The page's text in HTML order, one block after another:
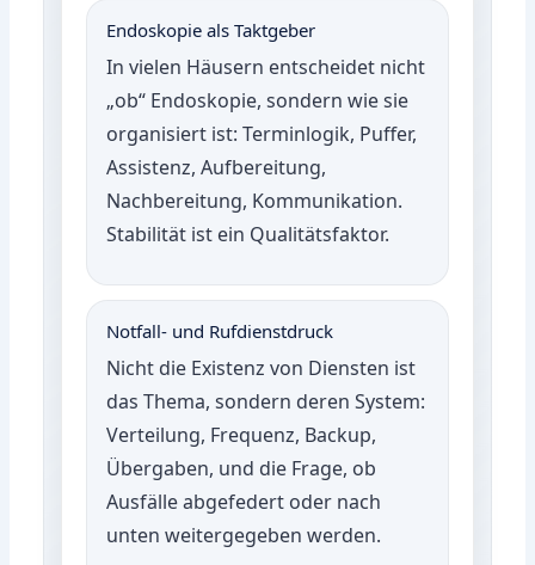
Endoskopie als Taktgeber
In vielen Häusern entscheidet nicht
„ob“ Endoskopie, sondern wie sie
organisiert ist: Terminlogik, Puffer,
Assistenz, Aufbereitung,
Nachbereitung, Kommunikation.
Stabilität ist ein Qualitätsfaktor.
Notfall- und Rufdienstdruck
Nicht die Existenz von Diensten ist
das Thema, sondern deren System:
Verteilung, Frequenz, Backup,
Übergaben, und die Frage, ob
Ausfälle abgefedert oder nach
unten weitergegeben werden.